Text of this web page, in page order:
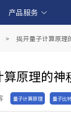
产品服务
超导量子计算机产
核磁量子计算机产
子实验平台和软件产
> 揭开量子计算原理
原理的
量子计算原理 量子比